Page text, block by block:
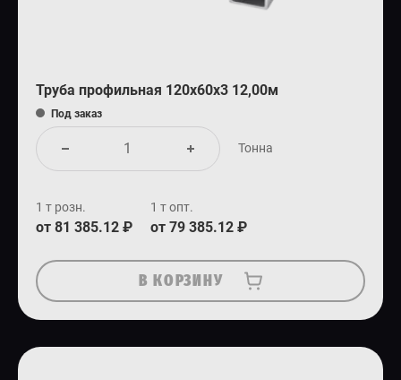
Труба профильная 120х60х3 12,00м
Под заказ
Тонна
1 т розн.
от 81 385.12 ₽
1 т опт.
от 79 385.12 ₽
В КОРЗИНУ